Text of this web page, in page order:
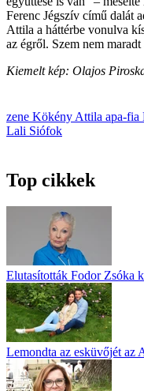
Ferenc Jégszív című dalát
Attila a háttérbe vonulva
az égről. Szem nem
Kiemelt kép: Olajos
zene Kökény Attila apa-fia
Lali Siófok
Top cikkek
Elutasították Fodor Zsóka
Lemondta az esküvőjét az